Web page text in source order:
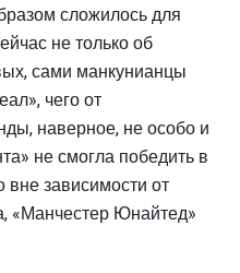
сложилось для
не только об
сами манкунианцы
чего от
наверное, не особо и
не смогла победить в
вне зависимости от
«Манчестер Юнайтед»